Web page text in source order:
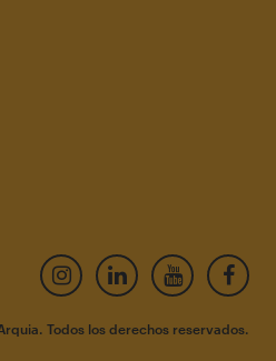
Todos los derechos reservados.
×